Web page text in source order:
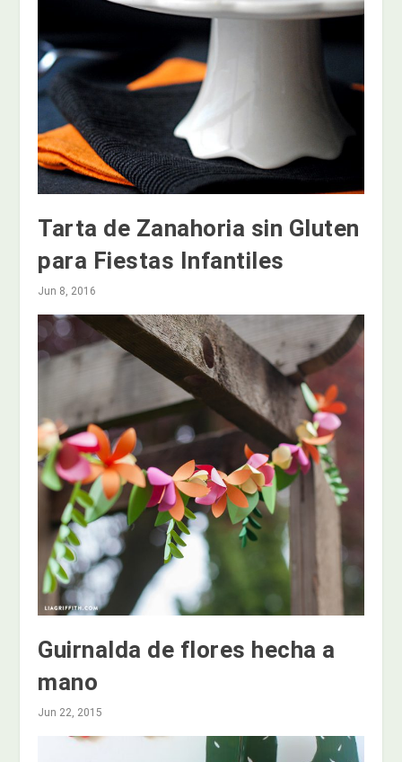
Tarta de Zanahoria sin Gluten
para Fiestas Infantiles
Jun 8, 2016
Guirnalda de flores hecha a
mano
Jun 22, 2015